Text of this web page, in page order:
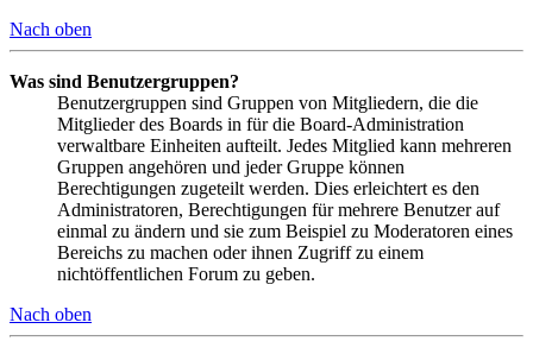
Nach oben
Was sind Benutzergruppen?
Benutzergruppen sind Gruppen von Mitgliedern, die die
Mitglieder des Boards in für die Board-Administration
verwaltbare Einheiten aufteilt. Jedes Mitglied kann mehreren
Gruppen angehören und jeder Gruppe können
Berechtigungen zugeteilt werden. Dies erleichtert es den
Administratoren, Berechtigungen für mehrere Benutzer auf
einmal zu ändern und sie zum Beispiel zu Moderatoren eines
Bereichs zu machen oder ihnen Zugriff zu einem
nichtöffentlichen Forum zu geben.
Nach oben